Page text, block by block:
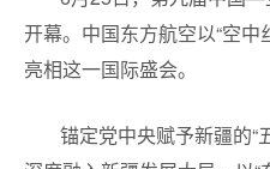
开幕。中国东方航空以“空
亮相这一国际盛会。
锚定党中央赋予新疆的“